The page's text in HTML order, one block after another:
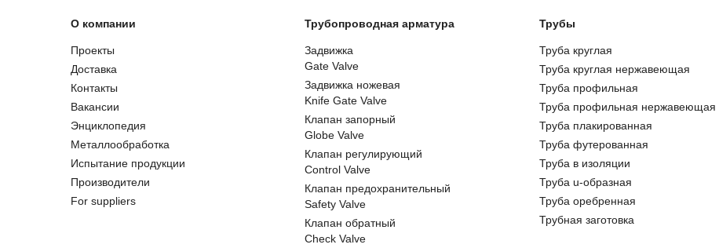
О компании
Проекты
Доставка
Контакты
Вакансии
Энциклопедия
Металлообработка
Испытание продукции
Производители
For suppliers
Трубопроводная арматура
Задвижка
Gate Valve
Задвижка ножевая
Knife Gate Valve
Клапан запорный
Globe Valve
Клапан регулирующий
Control Valve
Клапан предохранительный
Safety Valve
Клапан обратный
Check Valve
Трубы
Труба круглая
Труба круглая нержавеющая
Труба профильная
Труба профильная нержавеющая
Труба плакированная
Труба футерованная
Труба в изоляции
Труба u-образная
Труба оребренная
Трубная заготовка